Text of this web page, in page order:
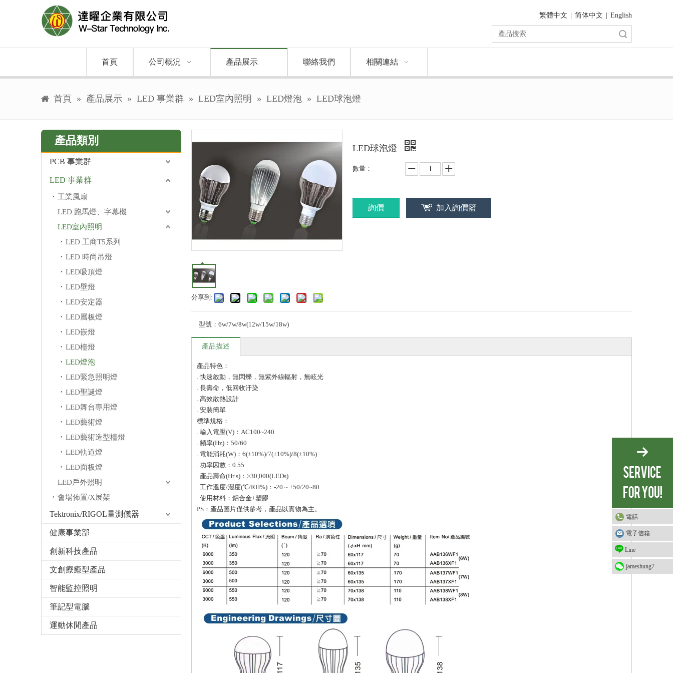
繁體中文 简体中文 English
首頁 公司概況 產品展示 聯絡我們 相關連結
首頁 » 產品展示 » LED 事業群 » LED室內照明 » LED燈泡 » LED球泡燈
產品類別
PCB 事業群
LED 事業群
工業風扇
LED 跑馬燈、字幕機
LED室內照明
LED 工商T5系列
LED 時尚吊燈
LED吸頂燈
LED壁燈
LED安定器
LED層板燈
LED嵌燈
LED檯燈
LED燈泡
LED緊急照明燈
LED聖誕燈
LED舞台專用燈
LED藝術燈
LED藝術造型檯燈
LED軌道燈
LED面板燈
LED戶外照明
會場佈置/X展架
Tektronix/RIGOL量測儀器
健康事業部
創新科技產品
文創療癒型產品
智能監控照明
筆記型電腦
運動休閒產品
分享到:
LED球泡燈
數量：
詢價 加入詢價籃
型號： 6w/7w/8w(12w/15w/18w)
產品描述
產品特色：
. 快速啟動，無閃爍，無紫外線輻射，無眩光
. 長壽命，低回收汙染
. 高效散熱設計
. 安裝簡單
標準規格：
. 輸入電壓(V)：AC100~240
. 頻率(Hz)：50/60
. 電能消耗(W)：6(±10%)/7(±10%)/8(±10%)
. 功率因數：0.55
. 產品壽命(Hr s)：>30,000(LEDs)
. 工作溫度/濕度(℃/RH%)：-20 ~ +50/20~80
. 使用材料：鋁合金+塑膠
PS：產品圖片僅供參考，產品以實物為主。
電話
電子信箱
Line
jameshung7